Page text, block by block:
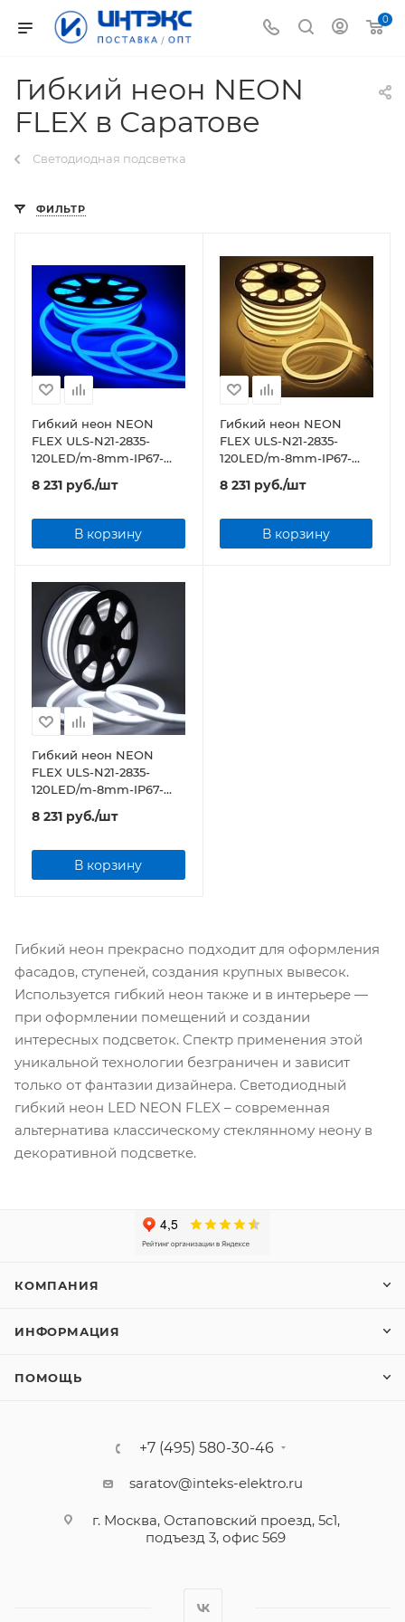
0
Гибкий неон NEON
FLEX в Саратове
Светодиодная подсветка
ФИЛЬТР
Гибкий неон NEON
FLEX ULS-N21-2835-
120LED/m-8mm-IP67-
220V-8W/m-50M-BLUE
бобина
8 231 руб./шт
В корзину
Гибкий неон NEON
FLEX ULS-N21-2835-
120LED/m-8mm-IP67-
220V-8W/m-50M-WW
бобина
8 231руб./шт
В корзину
Гибкий неон NEON
FLEX ULS-N21-2835-
120LED/m-8mm-IP67-
220V-8W/m-50M-DW
бобина
8 231 руб./шт
В корзину
Гибкий неон прекрасно подходит для оформления
фасадов, ступеней, создания крупных вывесок.
Используется гибкий неон также и в интерьере —
при оформлении помещений и создании
интересных подсветок. Спектр применения этой
уникальной технологии безграничен и зависит
только от фантазии дизайнера. Светодиодный
гибкий неон LED NEON FLEX – современная
альтернатива классическому стеклянному неону в
декоративной подсветке.
КОМПАНИЯ
ИНФОРМАЦИЯ
ПОМОЩЬ
+7 (495) 580-30-46
saratov@inteks-elektro.ru
г. Москва, Остаповский проезд, 5с1,
подъезд 3, офис 569